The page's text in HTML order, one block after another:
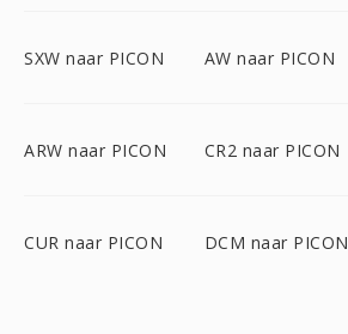
SXW naar PICON AW naar PICON
ARW naar PICON CR2 naar PICON
CUR naar PICON DCM naar PICON